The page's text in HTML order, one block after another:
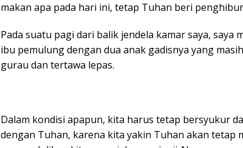
makan apa pada hari ini, tetap Tuhan beri
Pada suatu pagi dari balik jendela kamar saya, saya
ibu pemulung dengan dua anak gadisnya yang
gurau dan tertawa lepas.
Dalam kondisi apapun, kita harus tetap bersyukur
dengan Tuhan, karena kita yakin Tuhan akan tetap